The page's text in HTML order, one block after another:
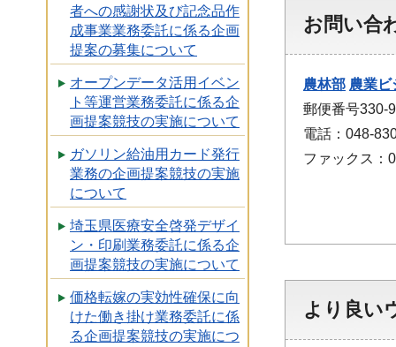
者への感謝状及び記念品作
成事業業務委託に係る企画
提案の募集について
オープンデータ活用イベン
ト等運営業務委託に係る企
画提案競技の実施について
ガソリン給油用カード発行
業務の企画提案競技の実施
について
埼玉県医療安全啓発デザイ
ン・印刷業務委託に係る企
画提案競技の実施について
価格転嫁の実効性確保に向
けた働き掛け業務委託に係
る企画提案競技の実施につ
お問い合
農林部 農業ビ
郵便番号330-
電話：048-
ファックス：
より良い